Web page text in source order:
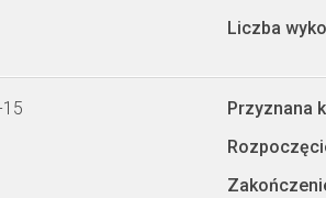
Liczba
Przyznana